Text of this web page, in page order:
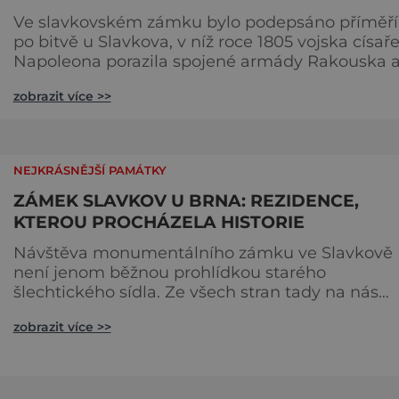
Ve slavkovském zámku bylo podepsáno příměří
po bitvě u Slavkova, v níž roce 1805 vojska císaře
Napoleona porazila spojené armády Rakouska a
uspořádání celé Evropy. Je to jedna z největších
Myšlenku vybudovat na m
zobrazit více >>
NEJKRÁSNĚJŠÍ PAMÁTKY
ZÁMEK SLAVKOV U BRNA: REZIDENCE,
KTEROU PROCHÁZELA HISTORIE
Návštěva monumentálního zámku ve Slavkově
není jenom běžnou prohlídkou starého
šlechtického sídla. Ze všech stran tady na nás
z nejvýznamnějších bitev, ke kterým kdy došlo
zobrazit více >>